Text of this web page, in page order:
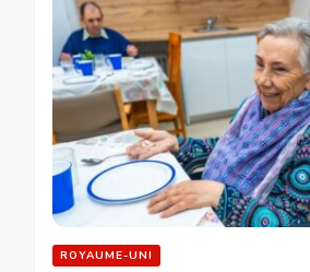
ROYAUME-UNI